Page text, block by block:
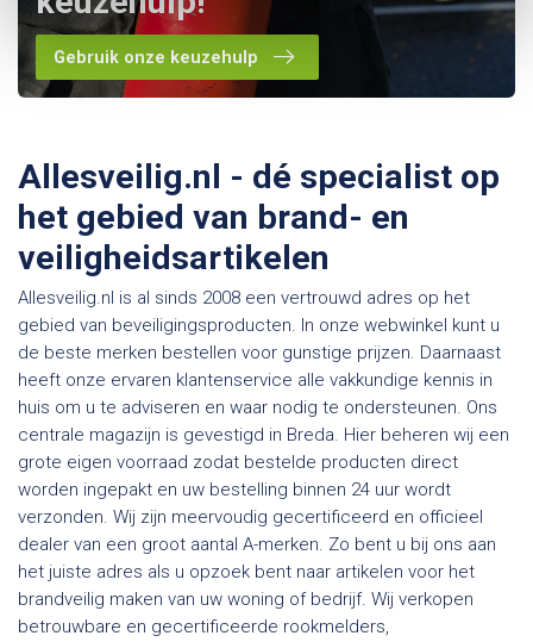
Gebruik onze keuzehulp
Allesveilig.nl - dé specialist op
het gebied van brand- en
veiligheidsartikelen
Allesveilig.nl is al sinds 2008 een vertrouwd adres op het
gebied van beveiligingsproducten. In onze webwinkel kunt u
de beste merken bestellen voor gunstige prijzen. Daarnaast
heeft onze ervaren klantenservice alle vakkundige kennis in
huis om u te adviseren en waar nodig te ondersteunen. Ons
centrale magazijn is gevestigd in Breda. Hier beheren wij een
grote eigen voorraad zodat bestelde producten direct
worden ingepakt en uw bestelling binnen 24 uur wordt
verzonden. Wij zijn meervoudig gecertificeerd en officieel
dealer van een groot aantal A-merken. Zo bent u bij ons aan
het juiste adres als u opzoek bent naar artikelen voor het
brandveilig maken van uw woning of bedrijf. Wij verkopen
betrouwbare en gecertificeerde rookmelders,